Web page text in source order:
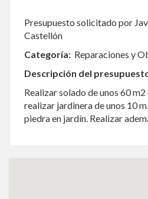
Presupuesto solicitado por
Castellón
Categoría: Reparaciones y
Descripción del
Realizar solado de unos 60
realizar jardinera de unos 10
piedra en jardín. Realizar